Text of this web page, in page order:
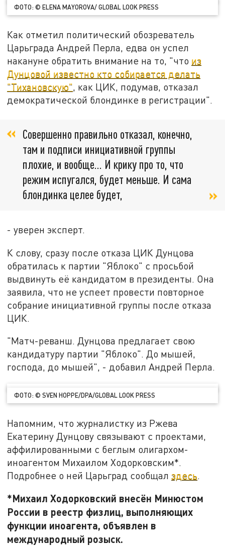
ФОТО: © ELENA MAYOROVA/ GLOBAL LOOK PRESS
Как отметил политический обозреватель
Царьграда Андрей Перла, едва он успел
накануне обратить внимание на то, "что из
Дунцовой известно кто собирается делать
"Тихановскую", как ЦИК, подумав, отказал
демократической блондинке в регистрации".
Совершенно правильно отказал, конечно,
там и подписи инициативной группы
плохие, и вообще... И крику про то, что
режим испугался, будет меньше. И сама
блондинка целее будет,
- уверен эксперт.
К слову, сразу после отказа ЦИК Дунцова
обратилась к партии "Яблоко" с просьбой
выдвинуть её кандидатом в президенты. Она
заявила, что не успеет провести повторное
собрание инициативной группы после отказа
ЦИК.
"Матч-реванш. Дунцова предлагает свою
кандидатуру партии "Яблоко". До мышей,
господа, до мышей", - добавил Андрей Перла.
ФОТО: © SVEN HOPPE/DPA/GLOBAL LOOK PRESS
Напомним, что журналистку из Ржева
Екатерину Дунцову связывают с проектами,
аффилированными с беглым олигархом-
иноагентом Михаилом Ходорковским*.
Подробнее о ней Царьград сообщал здесь
*Михаил Ходорковский внесён Минюстом
России в реестр физлиц, выполняющих
функции иноагента, объявлен в
международный розыск.